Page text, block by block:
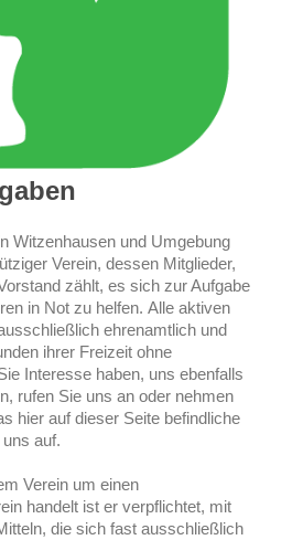
Witzenhausen und Umgebung
Verein, dessen Mitglieder,
zählt, es sich zur Aufgabe
in Not zu helfen. Alle aktiven
ehrenamtlich und
ihrer Freizeit ohne
Interesse haben, uns ebenfalls
rufen Sie uns an oder nehmen
hier auf dieser Seite befindliche
auf.
Verein um einen
handelt ist er verpflichtet, mit
die sich fast ausschließlich